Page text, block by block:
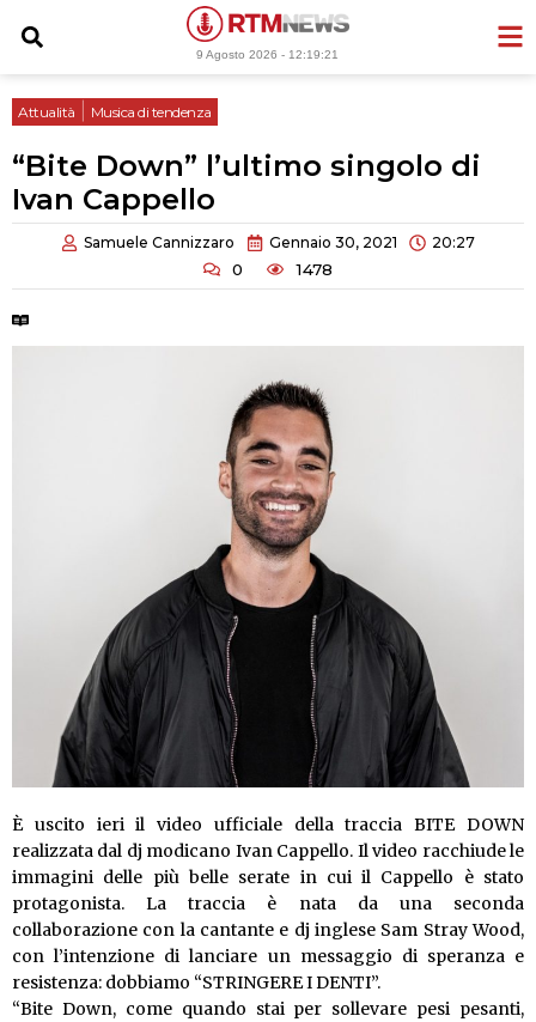
9 Agosto 2026 -12:19:22
Attualità Musica di tendenza
“Bite Down” l’ultimo singolo di
Ivan Cappello
Samuele Cannizzaro Gennaio 30, 2021 20:27
0 1478
È uscito ieri il video ufficiale della traccia BITE DOWN
realizzata dal dj modicano Ivan Cappello. Il video racchiude le
immagini delle più belle serate in cui il Cappello è stato
protagonista. La traccia è nata da una seconda
collaborazione con la cantante e dj inglese Sam Stray Wood,
con l’intenzione di lanciare un messaggio di speranza e
resistenza: dobbiamo “STRINGERE I DENTI”.
“Bite Down, come quando stai per sollevare pesi pesanti,